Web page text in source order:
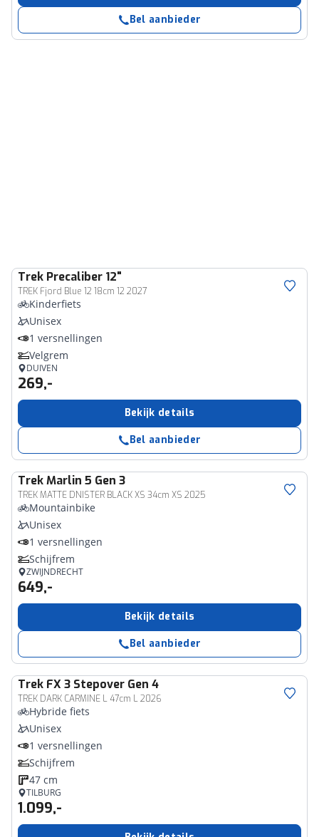
Bel aanbieder
Trek Precaliber 12"
TREK Fjord Blue 12 18cm 12 2027
Kinderfiets
Unisex
1 versnellingen
Velgrem
DUIVEN
269,-
Bekijk details
Bel aanbieder
TrekMarlin 5 Gen 3
TREK MATTE DNISTER BLACK XS 34cm XS 2025
Mountainbike
Unisex
1 versnellingen
Schijfrem
ZWIJNDRECHT
649,-
Bekijk details
Bel aanbieder
Trek FX 3 Stepover Gen 4
TREK DARK CARMINE L 47cm L 2026
Hybride fiets
Unisex
1 versnellingen
Schijfrem
47 cm
TILBURG
1.099,-